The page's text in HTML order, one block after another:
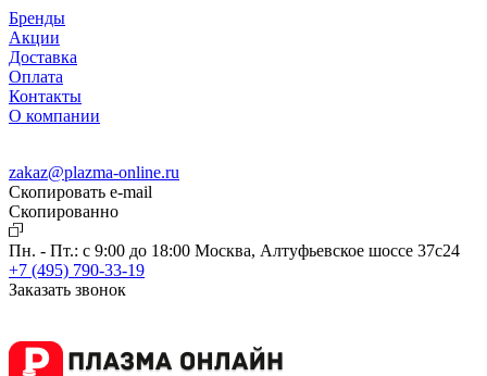
Бренды
Акции
Доставка
Оплата
Контакты
О компании
zakaz@plazma-online.ru
Скопировать e-mail
Cкопированно
Пн. - Пт.: с 9:00 до 18:00 Москва, Алтуфьевское шоссе 37с24
+7 (495) 790-33-19
Заказать звонок